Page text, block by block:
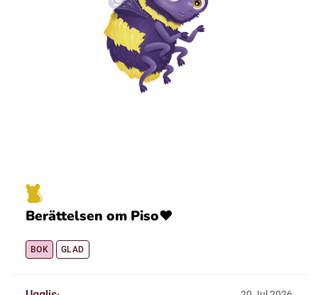
Berättelsen om Piso❤️
BOK GLAD